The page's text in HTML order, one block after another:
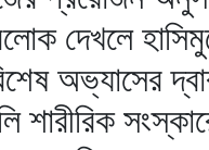
দেখলে
অভ্যাসের
শারীরিক